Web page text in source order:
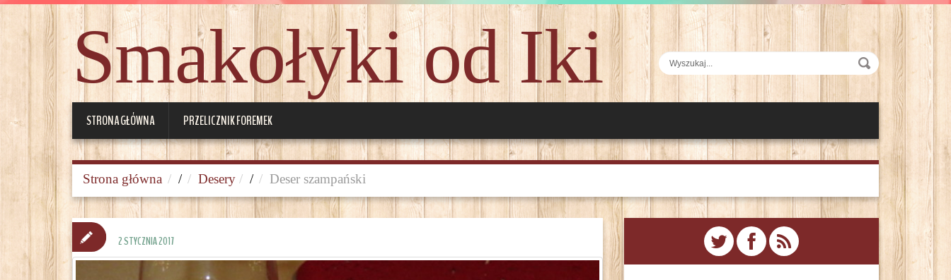
Smakołyki od Iki
STRONA GŁÓWNA PRZELICZNIK FOREMEK
Strona główna / Desery / Deser szampański
2 STYCZNIA 2017